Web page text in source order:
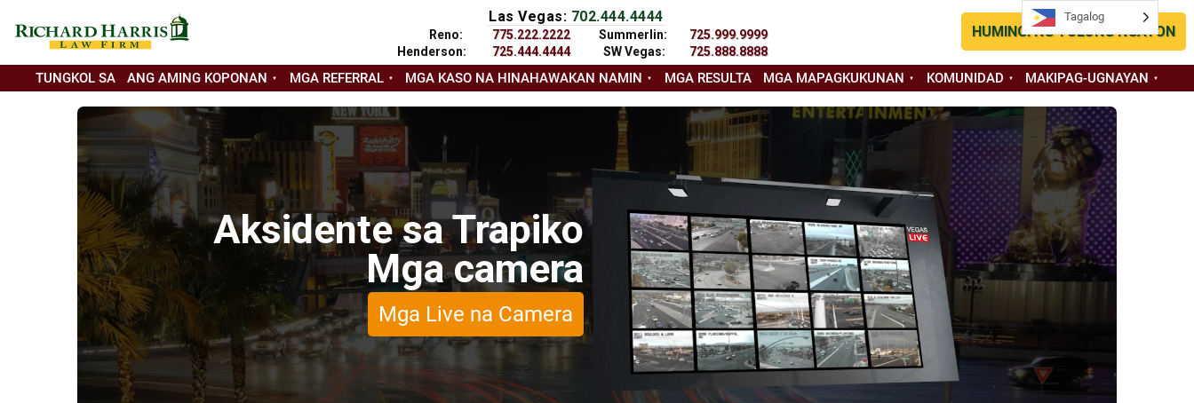
Las Vegas: 702.444.4444
Reno:
775.222.2222
Henderson:
725.444.4444
Summerlin:
725.999.9999
SW Vegas:
725.888.8888
HUMINGI NG TULONG NGAYON
TUNGKOL SA ANG AMING KOPONAN MGA REFERRAL MGA KASO NA HINAHAWAKAN NAMIN MGA RESULTA MGA MAPAGKUKUNAN KOMUNIDAD MAKIPAG-UGNAYAN
Aksidente sa Trapiko
Mga camera
Mga Live na Camera
Tagalog
Tagalog